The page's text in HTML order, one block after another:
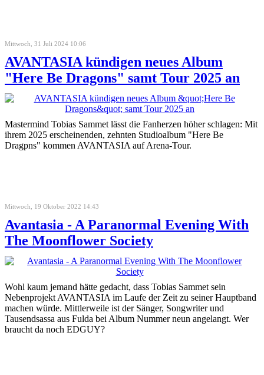
Mittwoch, 31 Juli 2024 10:06
AVANTASIA kündigen neues Album
"Here Be Dragons" samt Tour 2025 an
Mastermind Tobias Sammet lässt die Fanherzen höher schlagen: Mit
ihrem 2025 erscheinenden, zehnten Studioalbum "Here Be
Dragpns" kommen AVANTASIA auf Arena-Tour.
Mittwoch, 19 Oktober 2022 14:43
Avantasia - A Paranormal Evening With
The Moonflower Society
Wohl kaum jemand hätte gedacht, dass Tobias Sammet sein
Nebenprojekt AVANTASIA im Laufe der Zeit zu seiner Hauptband
machen würde. Mittlerweile ist der Sänger, Songwriter und
Tausendsassa aus Fulda bei Album Nummer neun angelangt. Wer
braucht da noch EDGUY?